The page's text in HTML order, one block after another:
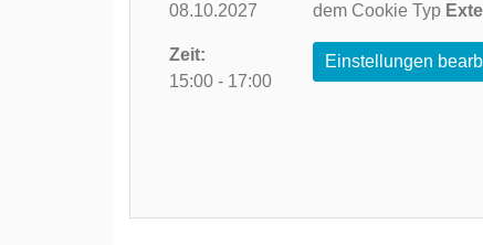
08.10.2027
Zeit:
15:00 - 17:00
dem Cookie Typ
Einstellungen